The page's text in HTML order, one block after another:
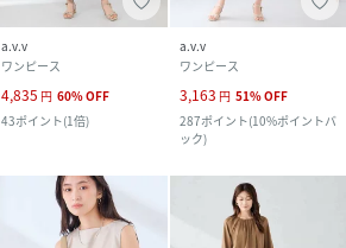
a.v.v
ワンピース
4,835 円 60%OFF
43ポイント(1倍)
a.v.v
ワンピース
3,163 円 51%OFF
287ポイント(10%ポイントバ
ック)